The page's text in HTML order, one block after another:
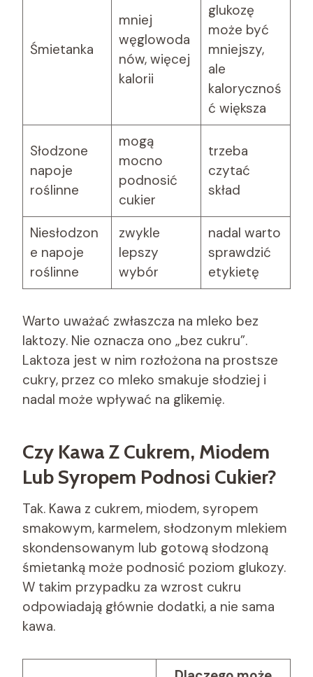
Śmietanka
mniej
węglowoda
nów, więcej
kalorii
glukozę
może być
mniejszy,
ale
kalorycznoś
ć większa
Słodzone
napoje
roślinne
mogą
mocno
podnosić
cukier
trzeba
czytać
skład
Niesłodzon
e napoje
roślinne
zwykle
lepszy
wybór
nadal warto
sprawdzić
etykietę
Warto uważać zwłaszcza na mleko bez
laktozy. Nie oznacza ono „bez cukru”.
Laktoza jest w nim rozłożona na prostsze
cukry, przez co mleko smakuje słodziej i
nadal może wpływać na glikemię.
Czy Kawa Z Cukrem, Miodem
Lub Syropem Podnosi Cukier?
Tak. Kawa z cukrem, miodem, syropem
smakowym, karmelem, słodzonym mlekiem
skondensowanym lub gotową słodzoną
śmietanką może podnosić poziom glukozy.
W takim przypadku za wzrost cukru
odpowiadają głównie dodatki, a nie sama
kawa.